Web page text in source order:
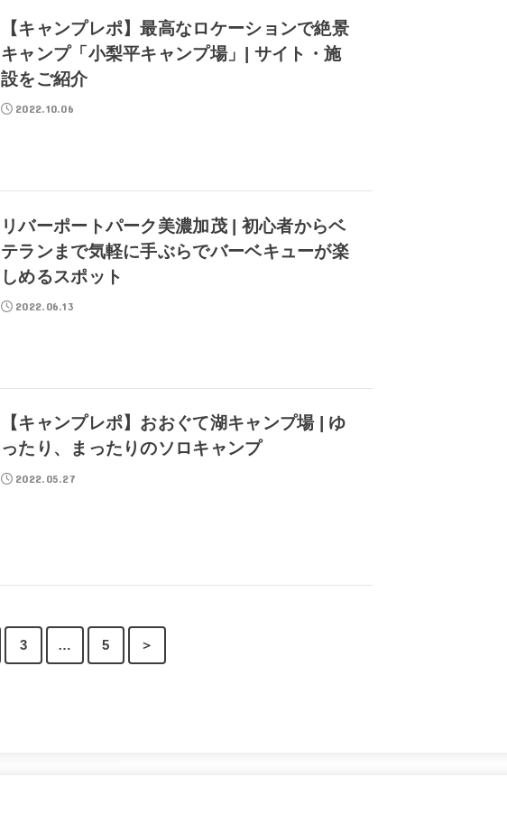
【キャンプレポ】最高なロケーションで絶景
キャンプ「小梨平キャンプ場」| サイト・施
設をご紹介
2022.10.06
リバーポートパーク美濃加茂 | 初心者からベ
テランまで気軽に手ぶらでバーベキューが楽
しめるスポット
2022.06.13
【キャンプレポ】おおぐて湖キャンプ場 | ゆ
ったり、まったりのソロキャンプ
2022.05.27
3 … 5 ＞